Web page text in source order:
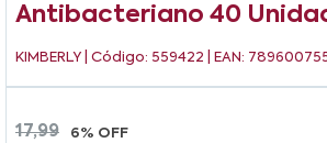
Antibacteriano 40
KIMBERLY | Código: 559422 | EAN:
17,99 6% OFF